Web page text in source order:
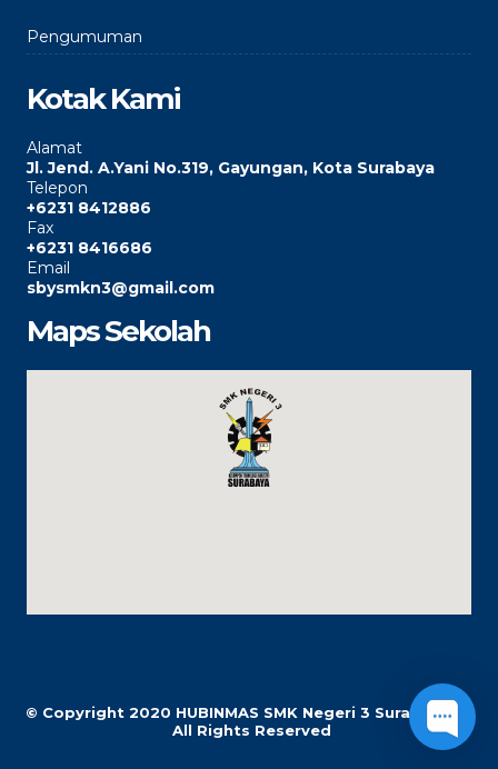
Pengumuman
Kotak Kami
Alamat
Jl. Jend. A.Yani No.319, Gayungan, Kota Surabaya
Telepon
+6231 8412886
Fax
+6231 8416686
Email
sbysmkn3@gmail.com
Maps Sekolah
© Copyright 2020 HUBINMAS SMK Negeri 3 Surabaya |
All Rights Reserved